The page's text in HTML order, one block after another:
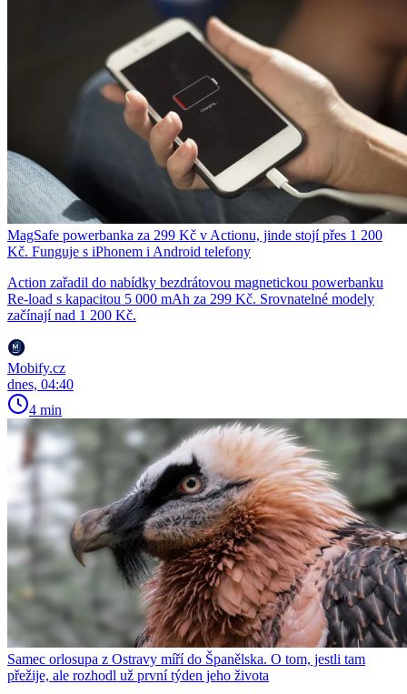
MagSafe powerbanka za 299 Kč v Actionu, jinde stojí přes 1 200
Kč. Funguje s iPhonem i Android telefony
Action zařadil do nabídky bezdrátovou magnetickou powerbanku
Re-load s kapacitou 5 000 mAh za 299 Kč. Srovnatelné modely
začínají nad 1 200 Kč.
Mobify.cz
dnes, 04:40
4 min
Samec orlosupa z Ostravy míří do Španělska. O tom, jestli tam
přežije, ale rozhodl už první týden jeho života